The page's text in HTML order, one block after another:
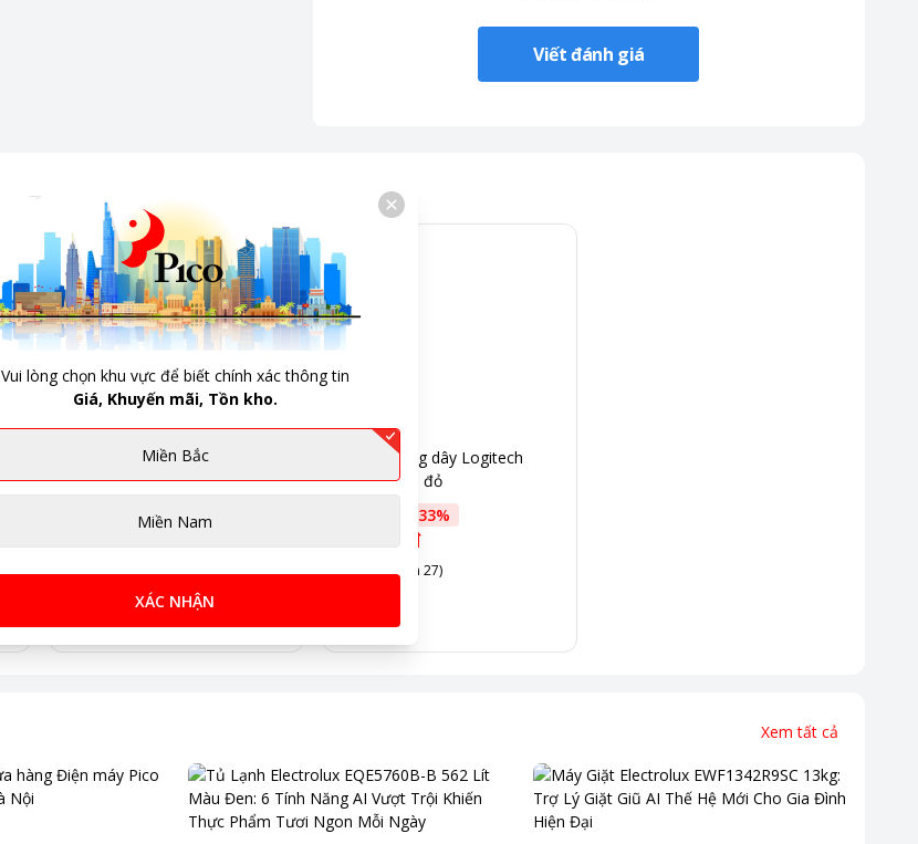
Viết đánh giá
Chuột không dây Logitech
PEBBLE M350s hồng
- 32%
5 (Đã bán 23)
Chuột không dây Logitech
M190- màu đỏ
33%
309.000đ
5 (Đã bán 27)
Xem tất cả
Vui lòng chọn khu vực để biết chính xác thông tin
Giá, Khuyến mãi, Tồn kho.
Miền Bắc
Miền Nam
XÁC NHẬN